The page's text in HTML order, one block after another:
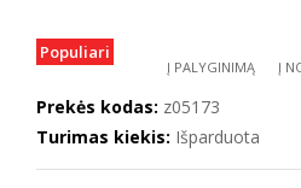
Populiari
Į PALYGINIMĄ Į
Prekės kodas: z05173
Turimas kiekis: Išparduota